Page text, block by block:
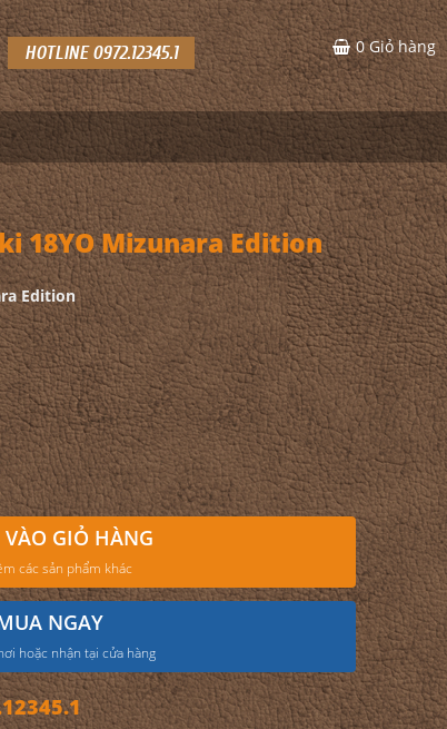
HOTLINE 0972.12345.1 0 Giỏ hàng
18YO Mizunara Edition
Edition
GIỎ HÀNG
các sản phẩm khác
NGAY
hoặc nhận tại cửa hàng